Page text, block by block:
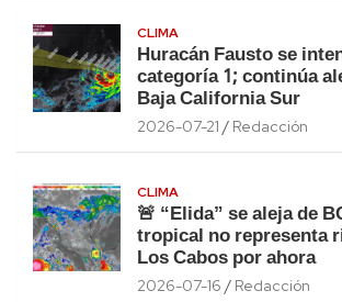
CLIMA
Huracán Fausto se
categoría 1; continúa
Baja California Sur
2026-07-21 Redacción
CLIMA
🚨 “Elida” se aleja de
tropical no representa
Los Cabos por ahora
2026-07-16 Redacción